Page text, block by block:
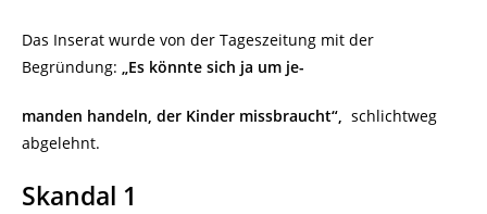
Das Inserat wurde von der Tageszeitung mit der
Begründung: „Es könnte sich ja um je-
manden handeln, der Kinder missbraucht“, schlichtweg
abgelehnt.
Skandal 1